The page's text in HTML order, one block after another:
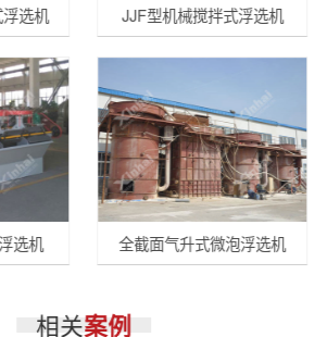
选机 JJF型机械搅拌式浮选机
选机 全截面气升式微泡浮选机
相关案例